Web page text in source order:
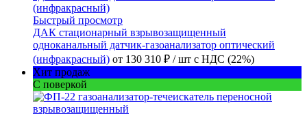
Быстрый просмотр
ДАК стационарный взрывозащищенный
одноканальный датчик-газоанализатор оптический
(инфракрасный) от 130 310 ₽ / шт с НДС (22%)
Хит продаж
С поверкой